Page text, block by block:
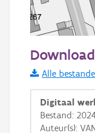
Informatie
i
+
Alle
Digitaal
Bestand:
Auteur(s):